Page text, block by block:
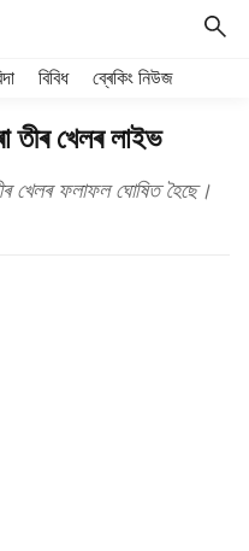
বিবিধ ব্ৰেকিং নিউজ
তীৰ খেলৰ লাইভ
খেলৰ ফলাফল ঘোষিত হৈছে।